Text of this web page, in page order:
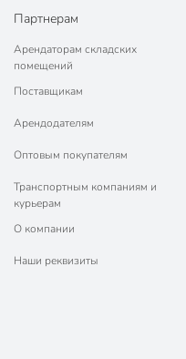
Партнерам
Арендаторам складских
помещений
Поставщикам
Арендодателям
Оптовым покупателям
Транспортным компаниям и
курьерам
О компании
Наши реквизиты